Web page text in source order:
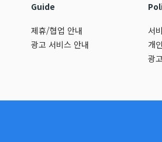
Guide
제휴/협업 안내
광고 서비스 안내
서
개
광